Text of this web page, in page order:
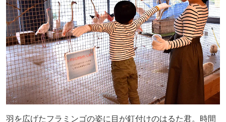
羽を広げたフラミンゴの姿に目が釘付けのはるた君。時間